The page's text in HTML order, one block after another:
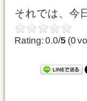
それでは、今
Rating: 0.0/5 (0